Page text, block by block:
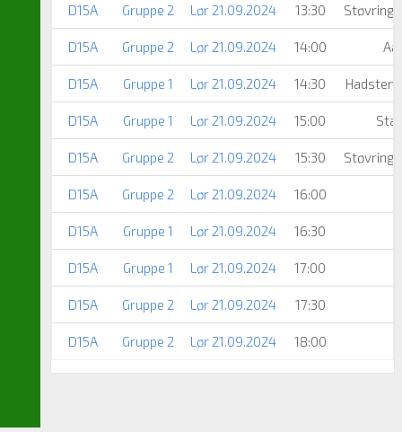
D15A Gruppe 2 Lør 21.09.2024 13:30 Støvring
D15A Gruppe 2 Lør 21.09.2024 14:00
D15A Gruppe 1 Lør 21.09.2024 14:30 Hadsten
D15A Gruppe 1 Lør 21.09.2024 15:00
D15A Gruppe 2 Lør 21.09.2024 15:30 Støvring
D15A Gruppe 2 Lør 21.09.2024 16:00
D15A Gruppe 1 Lør 21.09.2024 16:30
D15A Gruppe 1 Lør 21.09.2024 17:00
D15A Gruppe 2 Lør 21.09.2024 17:30
D15A Gruppe 2 Lør 21.09.2024 18:00